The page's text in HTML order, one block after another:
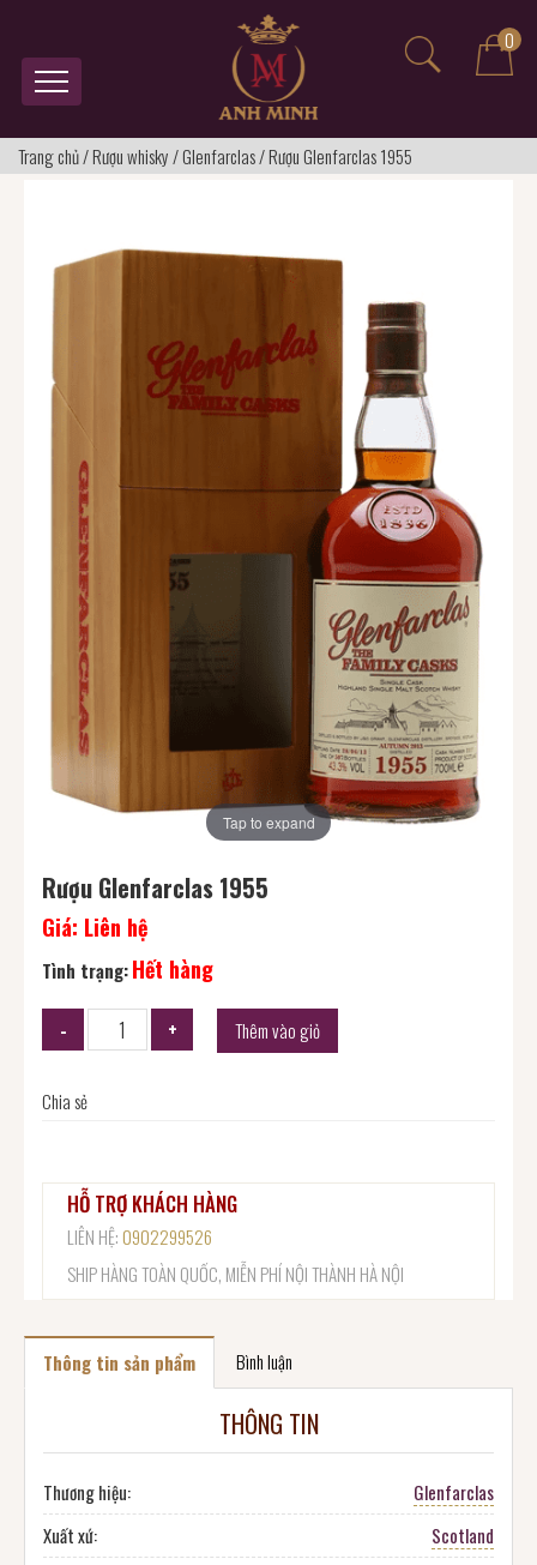
0
Trang chủ/Rượu whisky/Glenfarclas/Rượu Glenfarclas 1955
Tap to expand
Rượu Glenfarclas 1955
Giá: Liên hệ
Tình trạng:Hết hàng
Thêm vào giỏ
Chia sẻ
HỖ TRỢ KHÁCH HÀNG
LIÊN HỆ:0902299526
SHIP HÀNG TOÀN QUỐC, MIỄN PHÍ NỘI THÀNH HÀ NỘI
Thông tin sản phẩm Bình luận
THÔNG TIN
Thương hiệu:
Glenfarclas
Xuất xứ:
Scotland